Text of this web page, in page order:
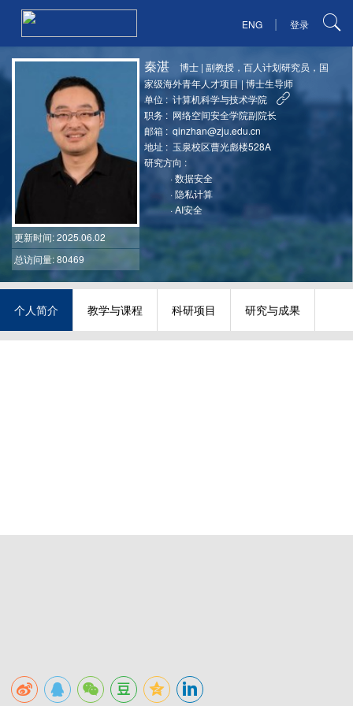
ENG | 登录
更新时间: 2025.06.02
总访问量: 80469
秦湛 博士 |副教授，百人计划研究员，国
家级海外青年人才项目|博士生导师
单位 : 计算机科学与技术学院
职务 : 网络空间安全学院副院长
邮箱 : qinzhan@zju.edu.cn
地址 : 玉泉校区曹光彪楼528A
研究方向 :
·数据安全
·隐私计算
·AI安全
个人简介 教学与课程 科研项目 研究与成果